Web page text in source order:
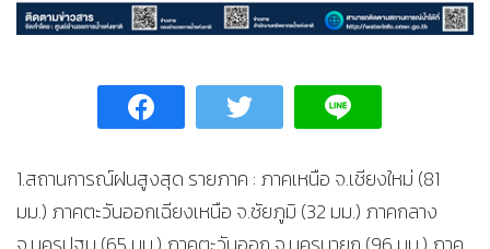
1.สถานการณ์ฝนสูงสุด รายภาค : ภาคเหนือ จ.เชียงใหม่ (81
มม.) ภาคตะวันออกเฉียงเหนือ จ.ชัยภูมิ (32 มม.) ภาคกลาง